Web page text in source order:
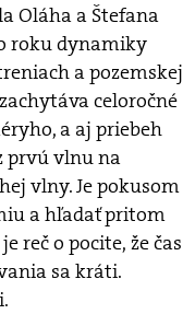
Oláha a Štefana
roku dynamiky
a pozemskej
celoročné
a aj priebeh
prvú vlnu na
vlny. Je pokusom
a hľadať pritom
reč o pocite, že čas
sa kráti.